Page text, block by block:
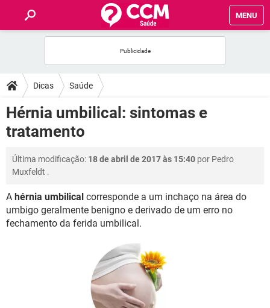
MENU
FÓRUM
SAÚDE
FAMÍLIA
NUTRIÇÃO
BEM-ESTAR
Dicas Saúde
Hérnia umbilical: sintomas e
tratamento
Última modificação: 18 de abril de 2017 às 15:40 por Pedro
Muxfeldt .
A hérnia umbilical corresponde a um inchaço na área do
umbigo geralmente benigno e derivado de um erro no
fechamento da ferida umbilical.